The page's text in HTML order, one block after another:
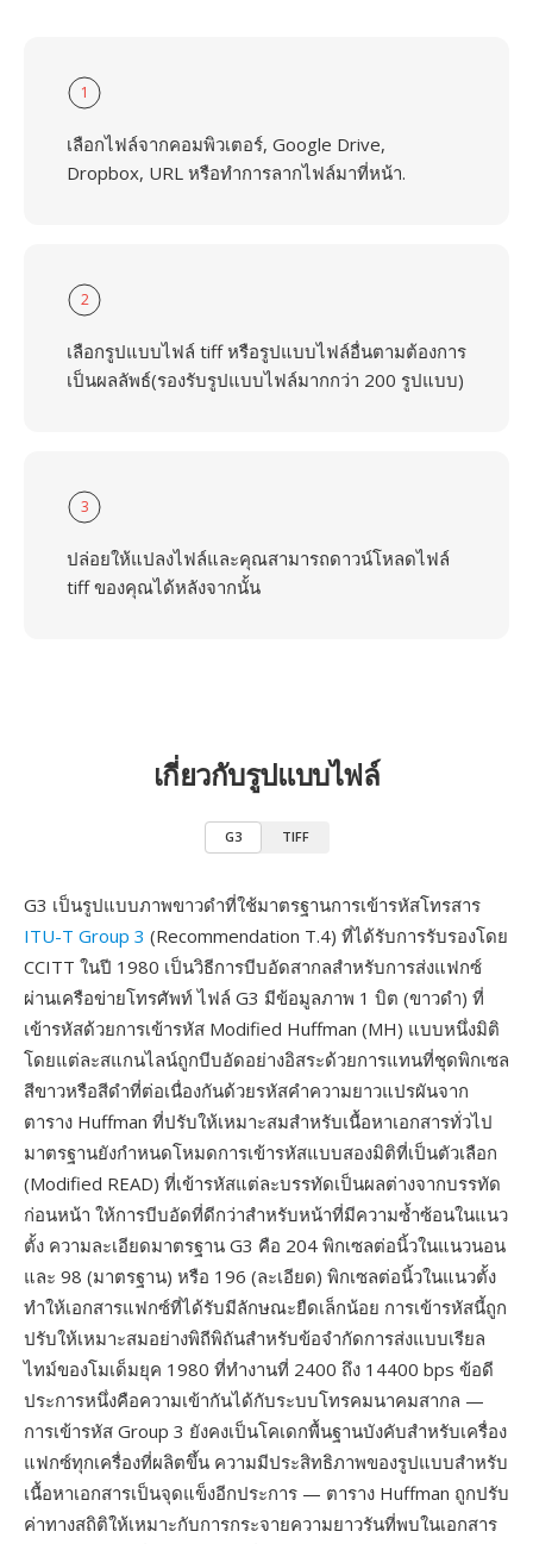
1
เลือกไฟล์จากคอมพิวเตอร์, Google Drive,
Dropbox, URL หรือทำการลากไฟล์มาที่หน้า.
2
เลือกรูปแบบไฟล์ tiff หรือรูปแบบไฟล์อื่นตามต้องการ
เป็นผลลัพธ์(รองรับรูปแบบไฟล์มากกว่า 200 รูปแบบ)
3
ปล่อยให้แปลงไฟล์และคุณสามารถดาวน์โหลดไฟล์
tiff ของคุณได้หลังจากนั้น
เกี่ยวกับรูปแบบไฟล์
G3 TIFF
G3 เป็นรูปแบบภาพขาวดำที่ใช้มาตรฐานการเข้ารหัสโทรสาร
ITU-T Group 3 (Recommendation T.4) ที่ได้รับการรับรองโดย
CCITT ในปี 1980 เป็นวิธีการบีบอัดสากลสำหรับการส่งแฟกซ์
ผ่านเครือข่ายโทรศัพท์ ไฟล์ G3 มีข้อมูลภาพ 1 บิต (ขาวดำ) ที่
เข้ารหัสด้วยการเข้ารหัส Modified Huffman (MH) แบบหนึ่งมิติ
โดยแต่ละสแกนไลน์ถูกบีบอัดอย่างอิสระด้วยการแทนที่ชุดพิกเซล
สีขาวหรือสีดำที่ต่อเนื่องกันด้วยรหัสคำความยาวแปรผันจาก
ตาราง Huffman ที่ปรับให้เหมาะสมสำหรับเนื้อหาเอกสารทั่วไป
มาตรฐานยังกำหนดโหมดการเข้ารหัสแบบสองมิติที่เป็นตัวเลือก
(Modified READ) ที่เข้ารหัสแต่ละบรรทัดเป็นผลต่างจากบรรทัด
ก่อนหน้า ให้การบีบอัดที่ดีกว่าสำหรับหน้าที่มีความซ้ำซ้อนในแนว
ตั้ง ความละเอียดมาตรฐาน G3 คือ 204 พิกเซลต่อนิ้วในแนวนอน
และ 98 (มาตรฐาน) หรือ 196 (ละเอียด) พิกเซลต่อนิ้วในแนวตั้ง
ทำให้เอกสารแฟกซ์ที่ได้รับมีลักษณะยืดเล็กน้อย การเข้ารหัสนี้ถูก
ปรับให้เหมาะสมอย่างพิถีพิถันสำหรับข้อจำกัดการส่งแบบเรียล
ไทม์ของโมเด็มยุค 1980 ที่ทำงานที่ 2400 ถึง 14400 bps ข้อดี
ประการหนึ่งคือความเข้ากันได้กับระบบโทรคมนาคมสากล —
การเข้ารหัส Group 3 ยังคงเป็นโคเดกพื้นฐานบังคับสำหรับเครื่อง
แฟกซ์ทุกเครื่องที่ผลิตขึ้น ความมีประสิทธิภาพของรูปแบบสำหรับ
เนื้อหาเอกสารเป็นจุดแข็งอีกประการ — ตาราง Huffman ถูกปรับ
ค่าทางสถิติให้เหมาะกับการกระจายความยาวรันที่พบในเอกสาร